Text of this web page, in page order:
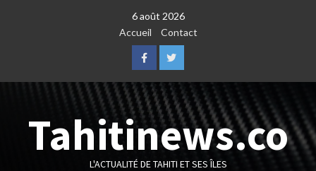
6 août 2026
Accueil
Contact
FacebookTwitter
Tahitinews.co
L'ACTUALITÉ DE TAHITI ET SES ÎLES